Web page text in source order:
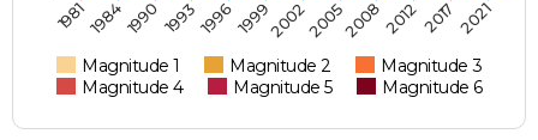
Magnitude 1 Magnitude 2
Magnitude 3
Magnitude 4
Magnitude 5 Magnitude 6
1981 1990 1996 2002 2008 2017
1984 1993 1999 2005 2012 2021